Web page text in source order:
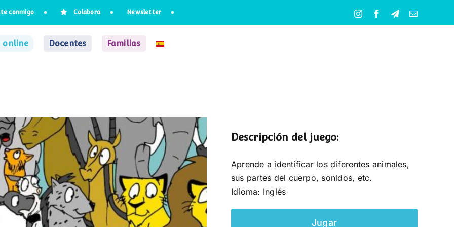
conmigo Colabora Newsletter InstagramFacebookTelegramCorreo
online Docentes Familias
Descripción del juego:
Aprende a identificar los diferentes animales,
sus partes del cuerpo, sonidos, etc.
Idioma: Inglés
Jugar